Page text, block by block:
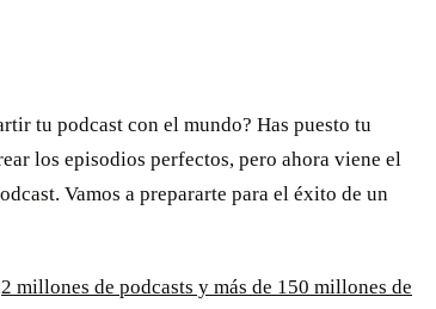
tu podcast con el mundo? Has puesto tu
los episodios perfectos, pero ahora viene el
Vamos a prepararte para el éxito de un
millones de podcasts y más de 150 millones de